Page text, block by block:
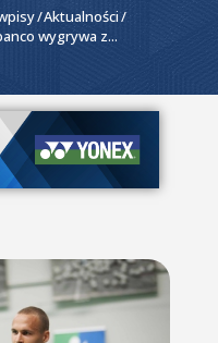
Aktualności
wygrywa z...